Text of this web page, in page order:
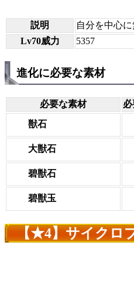
説明
自分を中心
Lv70威力
5357
進化に必要な素材
必要な素材
獣石
大獣石
碧獣石
碧獣玉
【★4】サイクロ